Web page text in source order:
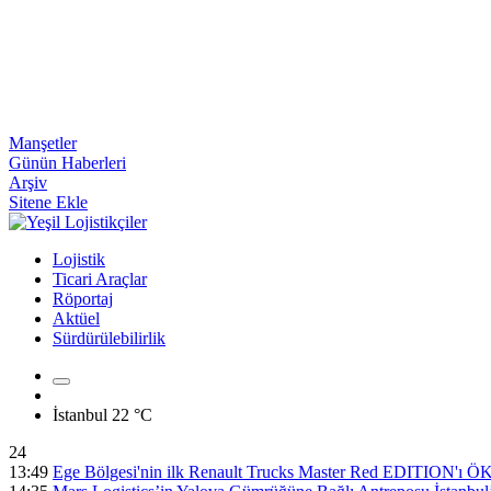
Manşetler
Günün Haberleri
Arşiv
Sitene Ekle
Lojistik
Ticari Araçlar
Röportaj
Aktüel
Sürdürülebilirlik
İstanbul 22 °C
24
13:49 Ege Bölgesi'nin ilk Renault Trucks Master Red EDITION'ı